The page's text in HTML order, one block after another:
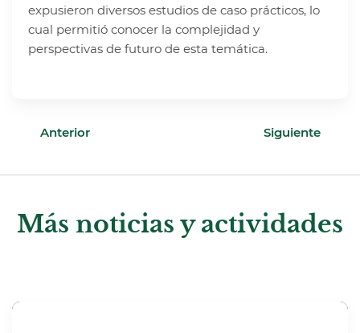
expusieron diversos estudios de caso prácticos, lo
cual permitió conocer la complejidad y
perspectivas de futuro de esta temática.
Anterior Siguiente
Más noticias y actividades